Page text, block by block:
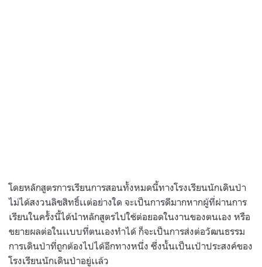
โดยหลักสูตรการเรียนการสอนทั้งหมดนี้ทางโรงเรียนนักเดินป่า
ไม่ได้สงวนลิขสิทธิ์เเต่อย่างใด จะเป็นการดีมากหากผู้ที่ผ่านการ
เรียนในครั้งนี้ได้นำหลักสูตรไปใช้ต่อยอดในงานของตนเอง หรือ
ขยายผลต่อในเเบบที่ตนเองทำได้ ก็จะเป็นการส่งต่อวัฒนธรรม
การเดินป่าที่ถูกต้องไปได้อีกทางหนึ่ง ซึ่งนั้นเป็นเป้าประสงค์ของ
โรงเรียนนักเดินป่าอยู่เเล้ว